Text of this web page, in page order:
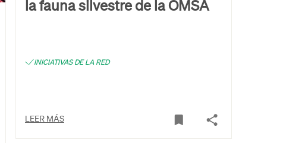
la fauna silvestre de la OMSA
INICIATIVAS DE LA RED
LEER MÁS